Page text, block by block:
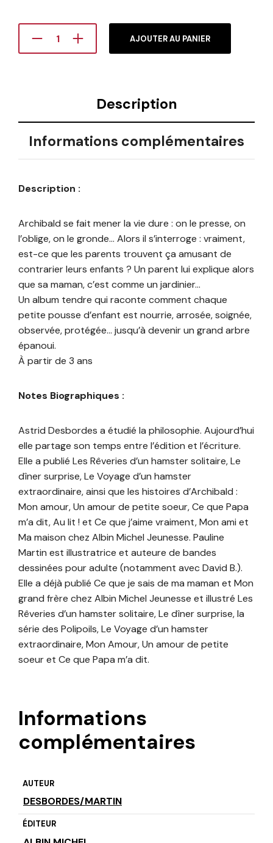
AJOUTER AU PANIER
Description
Informations complémentaires
Description :
Archibald se fait mener la vie dure : on le presse, on
l’oblige, on le gronde… Alors il s’interroge : vraiment,
est-ce que les parents trouvent ça amusant de
contrarier leurs enfants ? Un parent lui explique alors
que sa maman, c’est comme un jardinier…
Un album tendre qui raconte comment chaque
petite pousse d’enfant est nourrie, arrosée, soignée,
observée, protégée… jusqu’à devenir un grand arbre
épanoui.
À partir de 3 ans
Notes Biographiques :
Astrid Desbordes a étudié la philosophie. Aujourd’hui
elle partage son temps entre l’édition et l’écriture.
Elle a publié Les Rêveries d’un hamster solitaire, Le
dîner surprise, Le Voyage d’un hamster
extraordinaire, ainsi que les histoires d’Archibald :
Mon amour, Un amour de petite soeur, Ce que Papa
m’a dit, Au lit ! et Ce que j’aime vraiment, Mon ami et
Ma maison chez Albin Michel Jeunesse. Pauline
Martin est illustratrice et auteure de bandes
dessinées pour adulte (notamment avec David B.).
Elle a déjà publié Ce que je sais de ma maman et Mon
grand frère chez Albin Michel Jeunesse et illustré Les
Rêveries d’un hamster solitaire, Le dîner surprise, la
série des Polipoils, Le Voyage d’un hamster
extraordinaire, Mon Amour, Un amour de petite
soeur et Ce que Papa m’a dit.
Informations
complémentaires
AUTEUR
DESBORDES/MARTIN
ÉDITEUR